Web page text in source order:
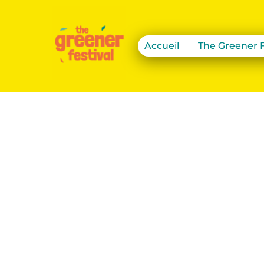
Accueil The Greener